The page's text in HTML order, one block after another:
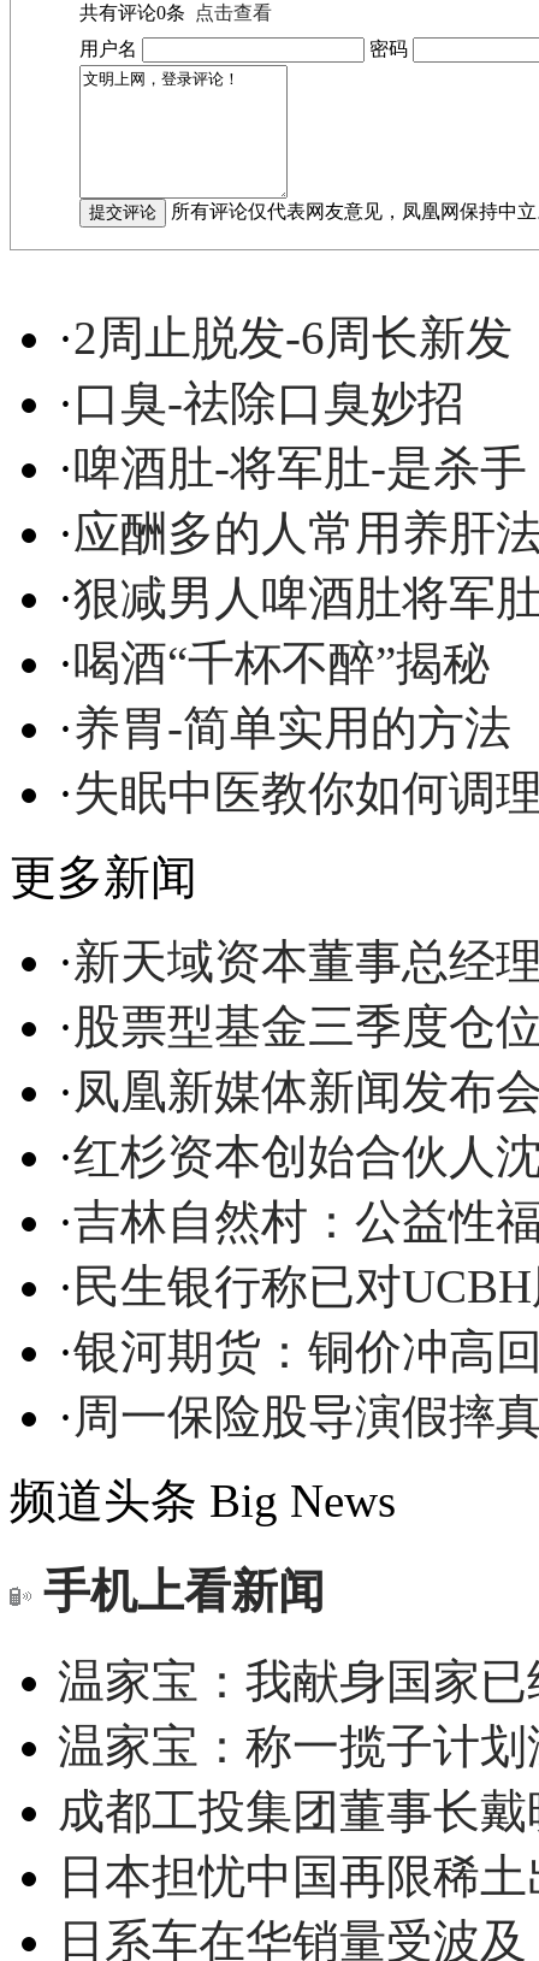
共有评论0条
点击查看
用户名
密码
所有评论仅代表网友意见，凤凰网保持中
·2周止脱发-6周长新发
·口臭-祛除口臭妙招
·啤酒肚-将军肚-是杀手
·应酬多的人常用养肝
·狠减男人啤酒肚将军
·喝酒“千杯不醉”揭秘
·养胃-简单实用的方法
·失眠中医教你如何调
更多新闻
·新天域资本董事总经
·股票型基金三季度仓
·凤凰新媒体新闻发布
·红杉资本创始合伙人
·吉林自然村：公益性
· 民生银行称已对
·银河期货：铜价冲高
·周一保险股导演假摔
频道头条 Big News
手机上看新闻
温家宝：我献身国家
温家宝：称一揽子计
成都工投集团董事长
日本担忧中国再限稀
日系车在华销量受波